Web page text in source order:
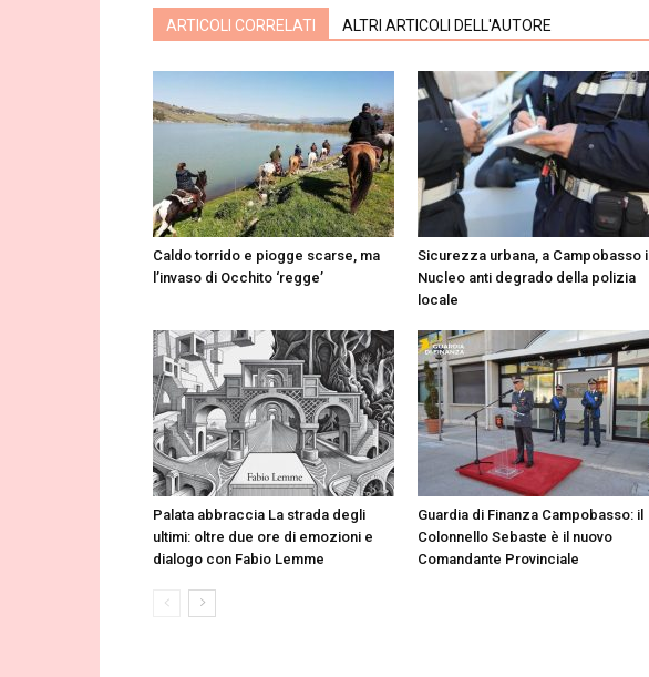
ARTICOLI CORRELATI ALTRI ARTICOLI DELL'AUTORE
Caldo torrido e piogge scarse, ma
l’invaso di Occhito ‘regge’
Sicurezza urbana, a Campobasso il
Nucleo anti degrado della polizia
locale
Palata abbraccia La strada degli
ultimi: oltre due ore di emozioni e
dialogo con Fabio Lemme
Guardia di Finanza Campobasso: il
Colonnello Sebaste è il nuovo
Comandante Provinciale